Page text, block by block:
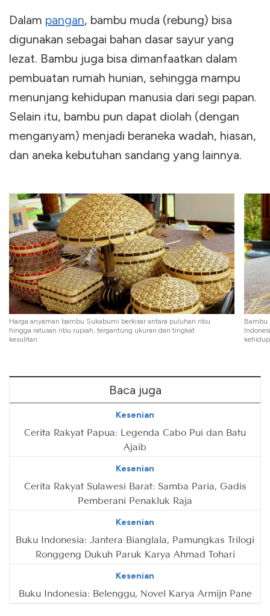
Dalam pangan, bambu muda (rebung) bisa
digunakan sebagai bahan dasar sayur yang
lezat. Bambu juga bisa dimanfaatkan dalam
pembuatan rumah hunian, sehingga mampu
menunjang kehidupan manusia dari segi papan.
Selain itu, bambu pun dapat diolah (dengan
menganyam) menjadi beraneka wadah, hiasan,
dan aneka kebutuhan sandang yang lainnya.
Harga anyaman bambu Sukabumi berkisar antara puluhan ribu
hingga ratusan ribu rupiah, tergantung ukuran dan tingkat
kesulitan
Bambu
Baca juga
Kesenian
Cerita Rakyat Papua: Legenda Cabo Pui dan Batu
Ajaib
Kesenian
Cerita Rakyat Sulawesi Barat: Samba Paria, Gadis
Pemberani Penakluk Raja
Kesenian
Buku Indonesia: Jantera Bianglala, Pamungkas Trilogi
Ronggeng Dukuh Paruk Karya Ahmad Tohari
Kesenian
Buku Indonesia: Belenggu, Novel Karya Armijn Pane